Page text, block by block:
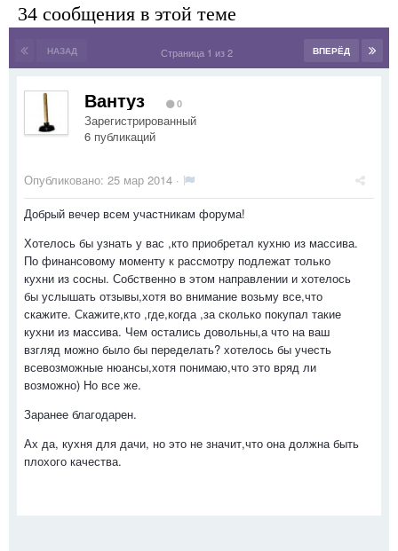
34 сообщения в этой теме
НАЗАД ВПЕРЁД
Страница 1 из 2
Вантуз 0
Зарегистрированный
6 публикаций
Опубликовано: 25 мар 2014 ·
Добрый вечер всем участникам форума!
Хотелось бы узнать у вас ,кто приобретал кухню из массива.
По финансовому моменту к рассмотру подлежат только
кухни из сосны. Собственно в этом направлении и хотелось
бы услышать отзывы,хотя во внимание возьму все,что
скажите. Скажите,кто ,где,когда ,за сколько покупал такие
кухни из массива. Чем остались довольны,а что на ваш
взгляд можно было бы переделать? хотелось бы учесть
всевозможные нюансы,хотя понимаю,что это вряд ли
возможно) Но все же.
Заранее благодарен.
Ах да, кухня для дачи, но это не значит,что она должна быть
плохого качества.